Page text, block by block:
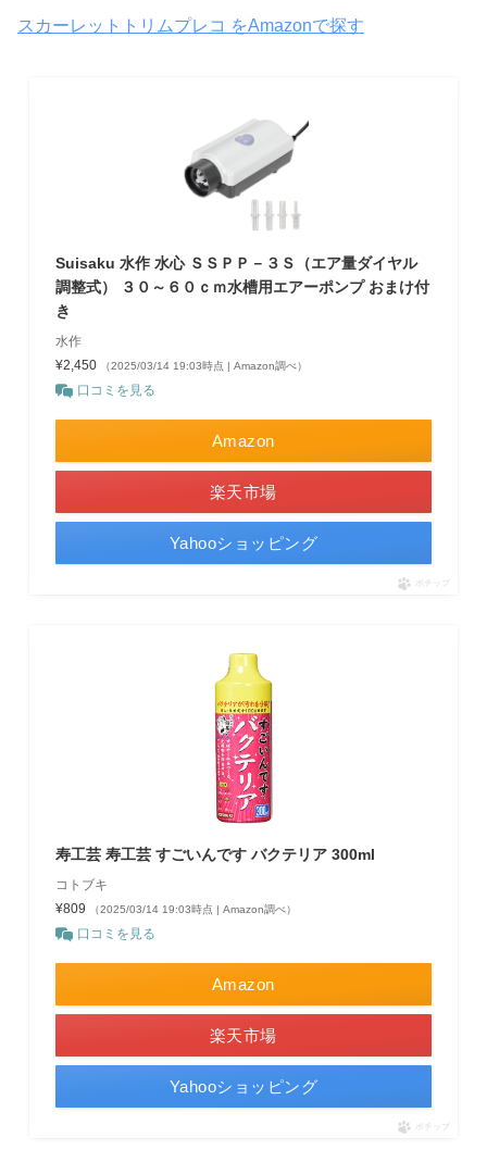
スカーレットトリムプレコ をAmazonで探す
Suisaku 水作 水心 ＳＳＰＰ－３Ｓ（エア量ダイヤル
調整式） ３０～６０ｃｍ水槽用エアーポンプ おまけ付
き
水作
¥2,450
（2025/03/14 19:03時点 | Amazon調べ）
口コミを見る
Amazon
楽天市場
Yahooショッピング
ポチップ
寿工芸 寿工芸 すごいんです バクテリア 300ml
コトブキ
¥809
（2025/03/14 19:03時点 | Amazon調べ）
口コミを見る
Amazon
楽天市場
Yahooショッピング
ポチップ